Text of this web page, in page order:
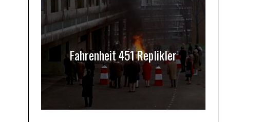
Fahrenheit 451 Replikler